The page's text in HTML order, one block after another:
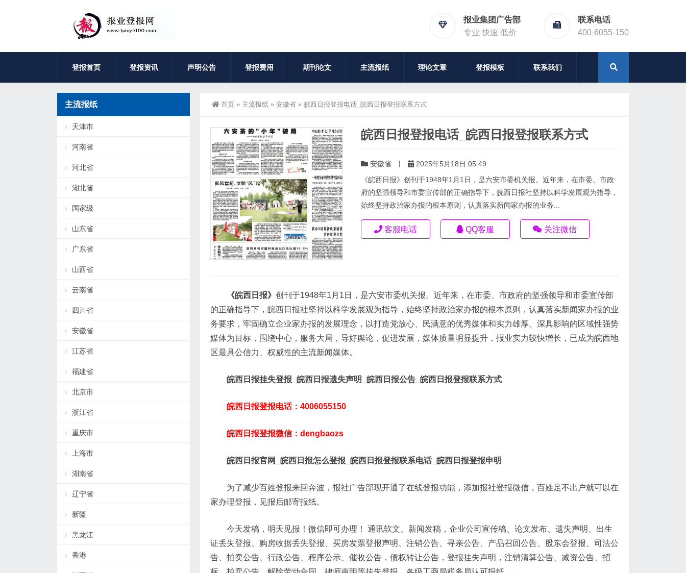
报业集团广告部
专业 快速 低价
联系电话
400-6055-150
登报首页 登报资讯 声明公告 登报费用 期刊论文 主流报纸 理论文章 登报模板 联系我们
首页 » 主流报纸 » 安徽省 » 皖西日报登报电话_皖西日报登报联系方式
皖西日报登报电话_皖西日报登报联系方式
安徽省 |
2025年5月18日 05:49
《皖西日报》创刊于1948年1月1日，是六安市委机关报。近年来，在市委、市政
府的坚强领导和市委宣传部的正确指导下，皖西日报社坚持以科学发展观为指导，
始终坚持政治家办报的根本原则，认真落实新闻家办报的业务...
客服电话 QQ客服 关注微信
《皖西日报》 创刊于1948年1月1日，是六安市委机关报。近年来，在市委、市政府的坚强领导和市委宣传部
的正确指导下，皖西日报社坚持以科学发展观为指导，始终坚持政治家办报的根本原则，认真落实新闻家办报的业
务要求，牢固确立企业家办报的发展理念，以打造党放心、民满意的优秀媒体和实力雄厚、深具影响的区域性强势
媒体为目标，围绕中心，服务大局，导好舆论，促进发展，媒体质量明显提升，报业实力较快增长，已成为皖西地
区最具公信力、权威性的主流新闻媒体。
皖西日报挂失登报_皖西日报遗失声明_皖西日报公告_皖西日报登报联系方式
皖西日报登报电话：4006055150
皖西日报登报微信：dengbaozs
皖西日报官网_皖西日报怎么登报_皖西日报登报联系电话_皖西日报登报申明
为了减少百姓登报来回奔波，报社广告部现开通了在线登报功能，添加报社登报微信，百姓足不出户就可以在
家办理登报，见报后邮寄报纸。
今天发稿，明天见报！微信即可办理！ 通讯软文、新闻发稿，企业公司宣传稿、论文发布、遗失声明、出生
证丢失登报、购房收据丢失登报、买房发票登报声明、注销公告、寻亲公告、产品召回公告、股东会登报、司法公
告、拍卖公告、行政公告、程序公示、催收公告，债权转让公告，登报挂失声明，注销清算公告、减资公告、招
主流报纸
天津市
河南省
河北省
湖北省
国家级
山东省
广东省
山西省
云南省
四川省
安徽省
江苏省
福建省
北京市
浙江省
重庆市
上海市
湖南省
辽宁省
新疆
黑龙江
香港